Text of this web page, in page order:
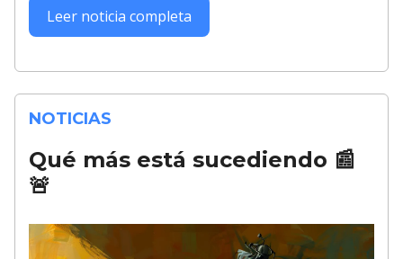
Leer noticia completa
NOTICIAS
Qué más está sucediendo 📰
🚨